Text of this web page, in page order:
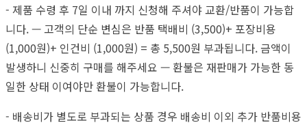
- 제품 수령 후 7일 이내 까지 신청해 주셔야 교환/반품이 가능합
니다. — 고객의 단순 변심은 반품 택배비 (3,500)+ 포장비용
(1,000원)+ 인건비 (1,000원) = 총 5,500원 부과됩니다. 금액이
발생하니 신중히 구매를 해주세요 — 환불은 재판매가 가능한 동
일한 상태 이여야만 환불이 가능합니다.
- 배송비가 별도로 부과되는 상품 경우 배송비 이외 추가 반품비용